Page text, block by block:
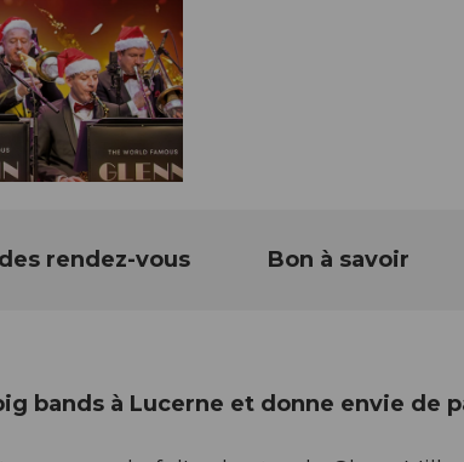
rendez-vous Bon à savoir
bands à Lucerne et donne envie de